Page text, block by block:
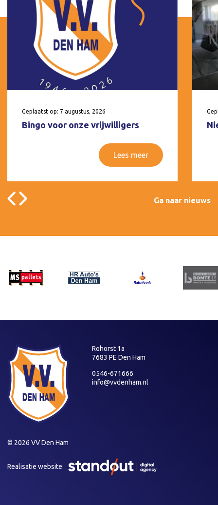
Geplaatst op: 7 augustus, 2026
Bingo voor onze vrijwilligers
Lees meer
Ga naar nieuws
Rohorst 1a
7683 PE Den Ham
0546-671666
info@vvdenham.nl
© 2026 VV Den Ham
Realisatie website